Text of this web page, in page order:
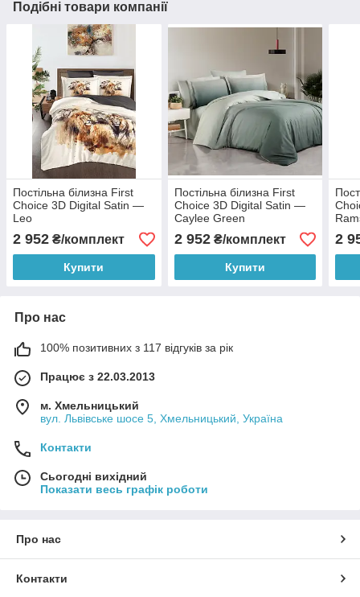
Подібні товари компанії
Постільна білизна First
Choice 3D Digital Satin —
Leo
2 952 ₴/комплект
Купити
Постільна білизна First
Choice 3D Digital Satin —
Caylee Green
2 952₴/комплект
Купити
2
Про нас
100% позитивних з 117 відгуків за рік
Працює з 22.03.2013
м. Хмельницький
вул. Львівське шосе 5, Хмельницький, Україна
Контакти
Сьогодні вихідний
Показати весь графік роботи
Про нас
Контакти